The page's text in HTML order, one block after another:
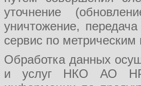
уточнение
уничтожение,
сервис по
Обработка данных
и услуг НКО АО НРД,